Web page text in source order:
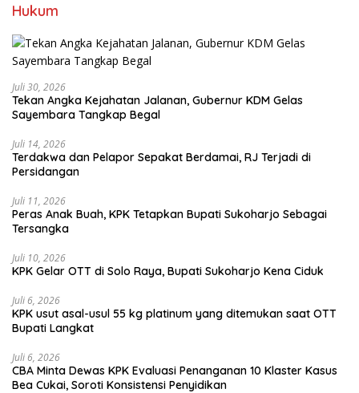
Hukum
Juli 30, 2026
Tekan Angka Kejahatan Jalanan, Gubernur KDM Gelas
Sayembara Tangkap Begal
Juli 14, 2026
Terdakwa dan Pelapor Sepakat Berdamai, RJ Terjadi di
Persidangan
Juli 11, 2026
Peras Anak Buah, KPK Tetapkan Bupati Sukoharjo Sebagai
Tersangka
Juli 10, 2026
KPK Gelar OTT di Solo Raya, Bupati Sukoharjo Kena Ciduk
Juli 6, 2026
KPK usut asal-usul 55 kg platinum yang ditemukan saat OTT
Bupati Langkat
Juli 6, 2026
CBA Minta Dewas KPK Evaluasi Penanganan 10 Klaster Kasus
Bea Cukai, Soroti Konsistensi Penyidikan